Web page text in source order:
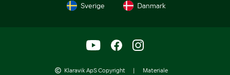
Sverige Danmark
Klaravik ApS Copyright | Materiale